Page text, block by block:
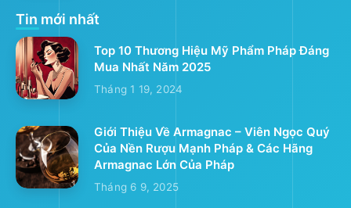
Tin mới nhất
Top 10 Thương Hiệu Mỹ Phẩm Pháp Đáng
Mua Nhất Năm 2025
Tháng 1 19, 2024
Giới Thiệu Về Armagnac – Viên Ngọc Quý
Của Nền Rượu Mạnh Pháp & Các Hãng
Armagnac Lớn Của Pháp
Tháng 6 9, 2025